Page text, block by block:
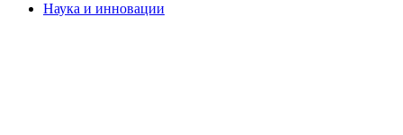
Наука и инновации